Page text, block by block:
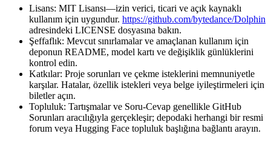
Lisans: MIT Lisansı—izin verici, ticari ve açık kaynaklı
kullanım için uygundur. https://github.com/bytedance/Dolphin
adresindeki LICENSE dosyasına bakın.
Şeffaflık: Mevcut sınırlamalar ve amaçlanan kullanım için
deponun README, model kartı ve değişiklik günlüklerini
kontrol edin.
Katkılar: Proje sorunları ve çekme isteklerini memnuniyetle
karşılar. Hatalar, özellik istekleri veya belge iyileştirmeleri için
biletler açın.
Topluluk: Tartışmalar ve Soru-Cevap genellikle GitHub
Sorunları aracılığıyla gerçekleşir; depodaki herhangi bir resmi
forum veya Hugging Face topluluk başlığına bağlantı arayın.